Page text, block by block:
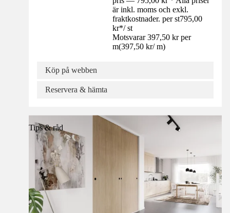
är inkl. moms och exkl.
fraktkostnader. per st795,00
kr*/ st
Motsvarar 397,50 kr per
m(397,50 kr/ m)
Köp på webben
Reservera & hämta
Tips & råd